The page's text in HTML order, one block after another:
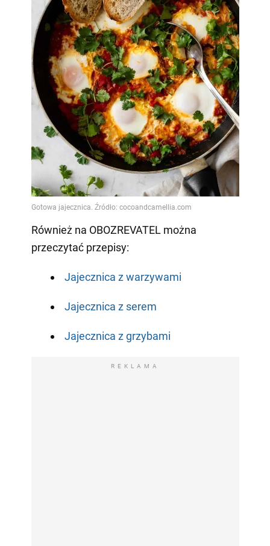
Również na OBOZREVATEL można
przeczytać przepisy:
Jajecznica z warzywami
Jajecznica z serem
Jajecznica z grzybami
REKLAMA